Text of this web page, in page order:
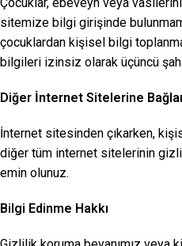
sitemize bilgi girişinde
çocuklardan kişisel bilgi
bilgileri izinsiz olarak üçüncü
Diğer İnternet Sitelerine
İnternet sitesinden çıkarken,
diğer tüm internet sitelerinin
emin olunuz.
Bilgi Edinme Hakkı